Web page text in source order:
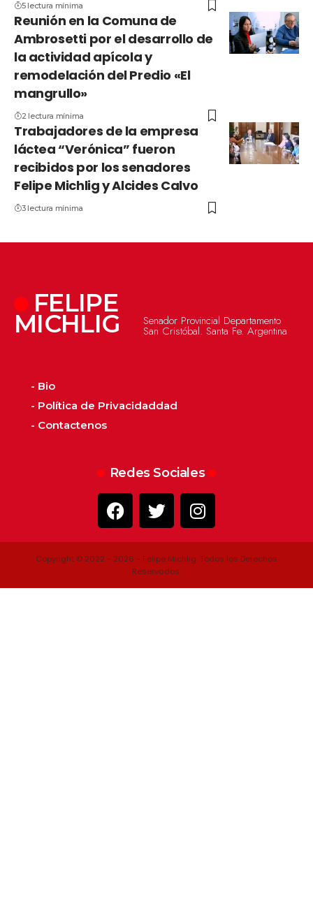
5 lectura mínima
Reunión en la Comuna de
Ambrosetti por el desarrollo de
la actividad apícola y
remodelación del Predio «El
mangrullo»
2 lectura mínima
Trabajadores de la empresa
láctea “Verónica” fueron
recibidos por los senadores
Felipe Michlig y Alcides Calvo
3 lectura mínima
FELIPE
MICHLIG Senador Provincial Departamento
San Cristóbal. Santa Fe. Argentina
- Bio
- Política de Privacidaddad
- Contactenos
Redes Sociales
Copyright © 2022 - 2026 - Felipe Michlig. Todos los Derechos
Reservados.